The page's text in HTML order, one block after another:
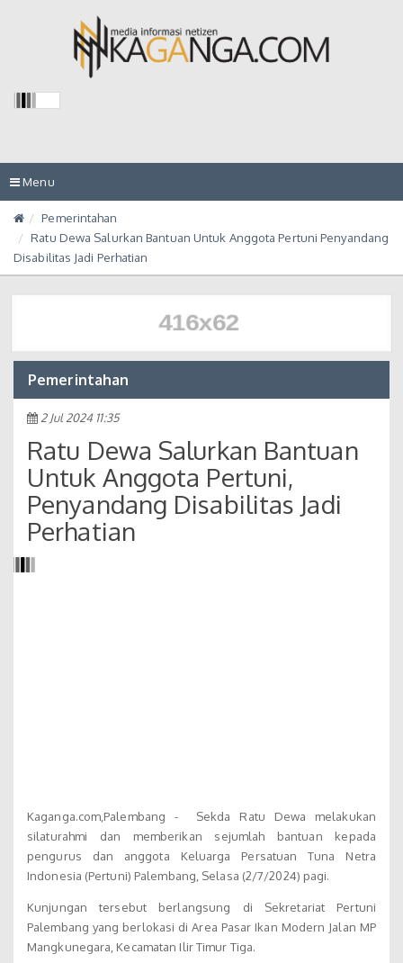
Toggle
navigation
Menu
Pemerintahan
Ratu Dewa Salurkan Bantuan Untuk Anggota Pertuni Penyandang
Disabilitas Jadi Perhatian
Pemerintahan
2 Jul 2024 11:35
Ratu Dewa Salurkan Bantuan
Untuk Anggota Pertuni,
Penyandang Disabilitas Jadi
Perhatian
Kaganga.com,Palembang - Sekda Ratu Dewa melakukan
silaturahmi dan memberikan sejumlah bantuan kepada
pengurus dan anggota Keluarga Persatuan Tuna Netra
Indonesia (Pertuni) Palembang, Selasa (2/7/2024) pagi.
Kunjungan tersebut berlangsung di Sekretariat Pertuni
Palembang yang berlokasi di Area Pasar Ikan Modern Jalan MP
Mangkunegara, Kecamatan Ilir Timur Tiga.